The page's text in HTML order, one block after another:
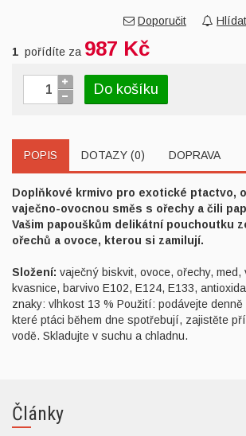
Doporučit
1 pořídíte za 987 Kč
Do košíku
POPIS DOTAZY (0) DOPRAVA
Doplňkové krmivo pro exotické ptactvo,
vaječno-ovocnou směs s ořechy a čili
Vašim papouškům delikátní pouchoutku
ořechů a ovoce, kterou si zamilují.
Složení: vaječný biskvit, ovoce, ořechy, med,
kvasnice, barvivo E102, E124, E133,
znaky: vlhkost 13 % Použití: podávejte
které ptáci během dne spotřebují, zajistěte
vodě. Skladujte v suchu a chladnu.
Články